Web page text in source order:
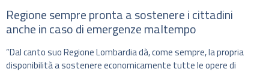
Regione sempre pronta a sostenere i cittadini
anche in caso di emergenze maltempo
“Dal canto suo Regione Lombardia dà, come sempre, la propria
disponibilità a sostenere economicamente tutte le opere di